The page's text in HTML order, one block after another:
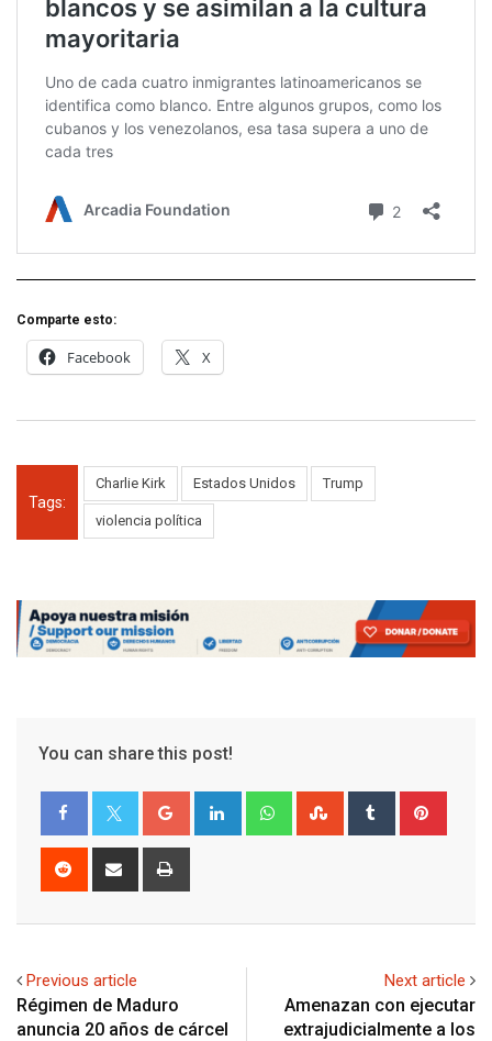
Comparte esto:
Facebook X
Tags:
Charlie Kirk Estados Unidos Trump
violencia política
You can share this post!
Google+ LinkedIn WhatsappStumbleUpon
Tumblr
Reddit
Share
Previous article
Régimen de Maduro
anuncia 20 años de cárcel
Next article
Amenazan con ejecutar
extrajudicialmente a los